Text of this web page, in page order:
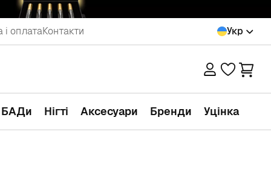
оплатаКонтакти Укр
БАДи Нігті Аксесуари Бренди Уцінка